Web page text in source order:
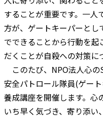
することが重要です。一人
方が、ゲートキーパーと
でできることから行動を起
だくことが自殺への対策に
このたび、NPO法人心の
安全パトロール隊員(ゲー
養成講座を開催します。心
いち早く気づき、寄り添い